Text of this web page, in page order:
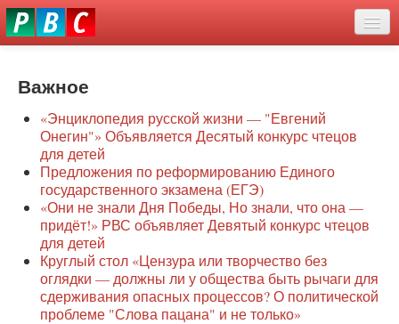
Перейти
к
О нас
Защита семей
Образование
Наше сопротивление
Регионы
Видео
Важное
«Энциклопедия русской жизни — "Евгений
Онегин"» Объявляется Десятый конкурс чтецов
для детей
Предложения по реформированию Единого
государственного экзамена (ЕГЭ)
«Они не знали Дня Победы, Но знали, что она —
придёт!» РВС объявляет Девятый конкурс чтецов
для детей
Круглый стол «Цензура или творчество без
оглядки — должны ли у общества быть рычаги для
сдерживания опасных процессов? О политической
проблеме "Слова пацана" и не только»